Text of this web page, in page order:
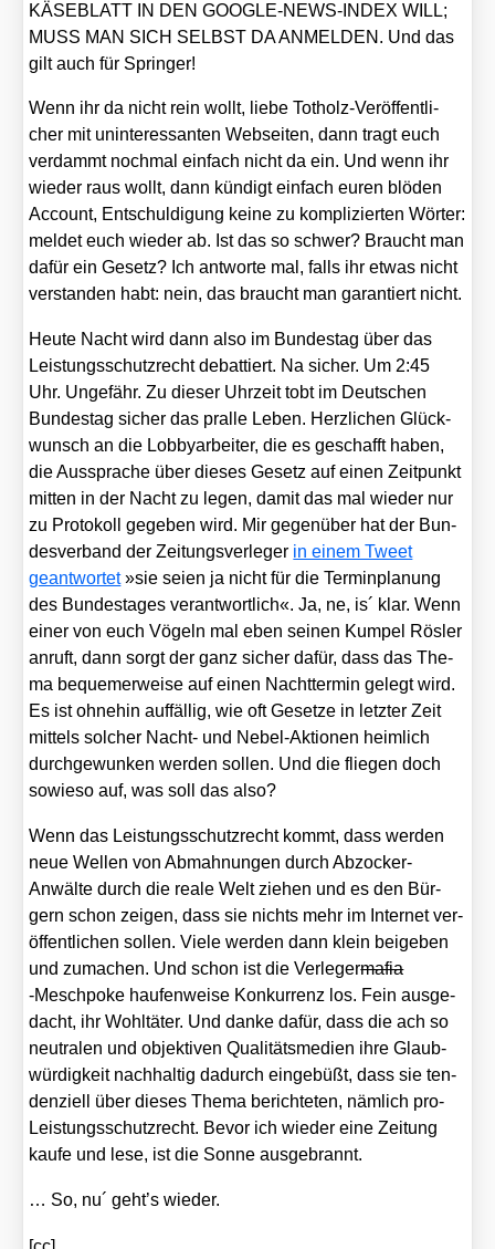
KÄSEBLATT IN DEN GOOGLE-NEWS-INDEX WILL;
MUSS MAN SICH SELBST DA ANMELDEN. Und das
gilt auch für Sprin­ger!
Wenn ihr da nicht rein wollt, lie­be Tot­holz-Ver­öf­fent­li­
cher mit unin­ter­es­san­ten Web­sei­ten, dann tragt euch
ver­dammt noch­mal ein­fach nicht da ein. Und wenn ihr
wie­der raus wollt, dann kün­digt ein­fach euren blö­den
Account, Ent­schul­di­gung kei­ne zu kom­pli­zier­ten Wör­ter:
mel­det euch wie­der ab. Ist das so schwer? Braucht man
dafür ein Gesetz? Ich ant­wor­te mal, falls ihr etwas nicht
ver­stan­den habt: nein, das braucht man garan­tiert nicht.
Heu­te Nacht wird dann also im Bun­des­tag über das
Leis­tungs­schutz­recht debat­tiert. Na sicher. Um 2:45
Uhr. Unge­fähr. Zu die­ser Uhr­zeit tobt im Deut­schen
Bun­des­tag sicher das pral­le Leben. Herz­li­chen Glück­
wunsch an die Lob­by­ar­bei­ter, die es geschafft haben,
die Aus­spra­che über die­ses Gesetz auf einen Zeit­punkt
mit­ten in der Nacht zu legen, damit das mal wie­der nur
zu Pro­to­koll gege­ben wird. Mir gegen­über hat der Bun­
des­ver­band der Zei­tungs­ver­le­ger in einem Tweet
geant­wor­tet»sie sei­en ja nicht für die Ter­min­pla­nung
des Bun­des­ta­ges ver­ant­wort­lich«. Ja, ne, is´ klar. Wenn
einer von euch Vögeln mal eben sei­nen Kum­pel Rös­ler
anruft, dann sorgt der ganz sicher dafür, dass das The­
ma beque­mer­wei­se auf einen Nacht­ter­min gelegt wird.
Es ist ohne­hin auf­fäl­lig, wie oft Geset­ze in letz­ter Zeit
mit­tels sol­cher Nacht- und Nebel-Aktio­nen heim­lich
durch­ge­wun­ken wer­den sol­len. Und die flie­gen doch
sowie­so auf, was soll das also?
Wenn das Leis­tungs­schutz­recht kommt, dass wer­den
neue Wel­len von Abmah­nun­gen durch Abzo­cker-
Anwäl­te durch die rea­le Welt zie­hen und es den Bür­
gern schon zei­gen, dass sie nichts mehr im Inter­net ver­
öf­fent­li­chen sol­len. Vie­le wer­den dann klein bei­geben
und zuma­chen. Und schon ist die Ver­le­germafia
‑Mesch­po­ke hau­fen­wei­se Kon­kur­renz los. Fein aus­ge­
dacht, ihr Wohl­tä­ter. Und dan­ke dafür, dass die ach so
neu­tra­len und objek­ti­ven Qua­li­täts­me­di­en ihre Glaub­
wür­dig­keit nach­hal­tig dadurch ein­ge­büßt, dass sie ten­
den­zi­ell über die­ses The­ma berich­te­ten, näm­lich pro-
Leis­tungs­schutz­recht. Bevor ich wie­der eine Zei­tung
kau­fe und lese, ist die Son­ne aus­ge­brannt.
… So, nu´ geht’s wie­der.